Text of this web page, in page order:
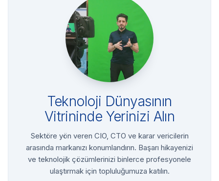
Teknoloji Dünyasının
Vitrininde Yerinizi Alın
Sektöre yön veren CIO, CTO ve karar vericilerin
arasında markanızı konumlandırın. Başarı hikayenizi
ve teknolojik çözümlerinizi binlerce profesyonele
ulaştırmak için topluluğumuza katılın.